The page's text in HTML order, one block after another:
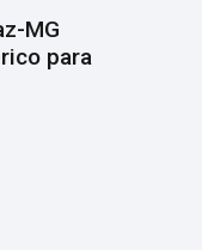
MG
para